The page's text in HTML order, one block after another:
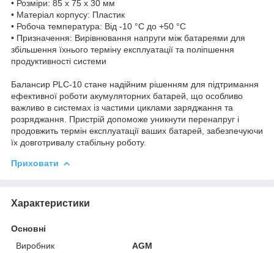
• Розміри: 85 x 75 x 30 мм
• Матеріал корпусу: Пластик
• Робоча температура: Від -10 °C до +50 °C
• Призначення: Вирівнювання напруги між батареями для
збільшення їхнього терміну експлуатації та поліпшення
продуктивності системи
Балансир PLC-10 стане надійним рішенням для підтримання
ефективної роботи акумуляторних батарей, що особливо
важливо в системах із частими циклами заряджання та
розряджання. Пристрій допоможе уникнути перенапруг і
продовжить термін експлуатації ваших батарей, забезпечуючи
їх довготривалу стабільну роботу.
Приховати
Характеристики
Основні
Виробник
AGM